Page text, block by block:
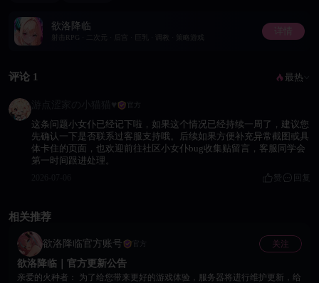
欲洛降临
射击RPG · 二次元 · 后宫 · 巨乳 · 调教 · 策略游戏
详情
评论 1 最热
官方
这条问题小女仆已经记下啦，如果这个情况已经持续一周了，建议您
先确认一下是否联系过客服支持哦。后续如果方便补充异常截图或具
体卡住的页面，也欢迎前往社区小女仆bug收集贴留言，客服同学会
第一时间跟进处理。
赞 回复
相关推荐
欲洛降临官方账号 官方 关注
欲洛降临｜官方更新公告
亲爱的火种者： 为了给您带来更好的游戏体验，服务器将进行维护更新，给